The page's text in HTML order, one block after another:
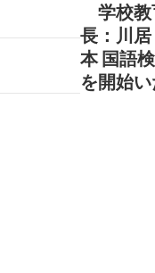
学校教
長：川
本 国語
を開始い